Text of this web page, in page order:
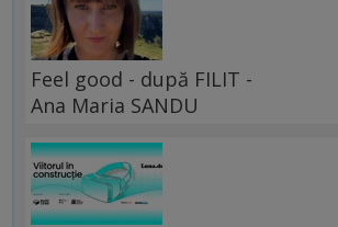
Feel good - după FILIT -
Ana Maria SANDU